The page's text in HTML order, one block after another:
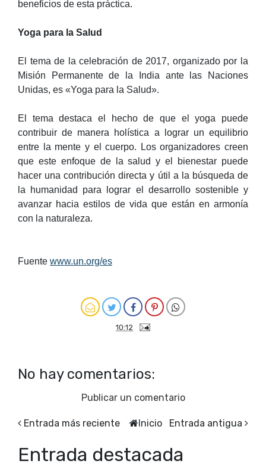
beneficios de esta práctica.
Yoga para la Salud
El tema de la celebración de 2017, organizado por la
Misión Permanente de la India ante las Naciones
Unidas, es «Yoga para la Salud».
El tema destaca el hecho de que el yoga puede
contribuir de manera holística a lograr un equilibrio
entre la mente y el cuerpo. Los organizadores creen
que este enfoque de la salud y el bienestar puede
hacer una contribución directa y útil a la búsqueda de
la humanidad para lograr el desarrollo sostenible y
avanzar hacia estilos de vida que están en armonía
con la naturaleza.
Fuente www.un.org/es
10:12
No hay comentarios:
Publicar un comentario
Entrada más reciente Entrada antigua
Inicio
Entrada destacada